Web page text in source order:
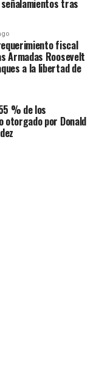
tras
fiscal
Armadas Roosevelt
a la libertad de
% de los
otorgado por Donald